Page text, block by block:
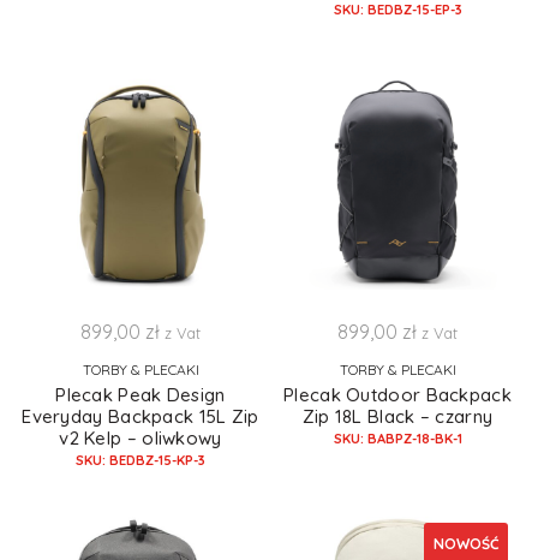
SKU: BEDBZ-15-EP-3
899,00 zł z Vat
TORBY & PLECAKI
Plecak Peak Design
Everyday Backpack 15L Zip
v2 Kelp – oliwkowy
SKU: BEDBZ-15-KP-3
899,00 zł z Vat
TORBY & PLECAKI
Plecak Outdoor Backpack
Zip 18L Black – czarny
SKU: BABPZ-18-BK-1
NOWOŚĆ